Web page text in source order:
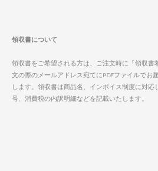
領収書について
領収書をご希望される方は、ご注文時に「領収書
文の際のメールアドレス宛てにPDFファイルでお
します。領収書は商品名、インボイス制度に対
号、消費税の内訳明細などを記載いたします。